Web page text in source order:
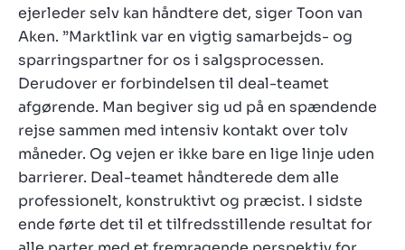
ejerleder selv kan håndtere det, siger Toon van
Aken. ”Marktlink var en vigtig samarbejds- og
sparringspartner for os i salgsprocessen.
Derudover er forbindelsen til deal-teamet
afgørende. Man begiver sig ud på en spændende
rejse sammen med intensiv kontakt over tolv
måneder. Og vejen er ikke bare en lige linje uden
barrierer. Deal-teamet håndterede dem alle
professionelt, konstruktivt og præcist. I sidste
ende førte det til et tilfredsstillende resultat for